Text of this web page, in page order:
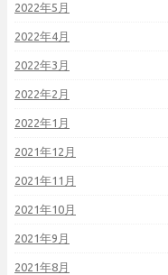
2022年5月
2022年4月
2022年3月
2022年2月
2022年1月
2021年12月
2021年11月
2021年10月
2021年9月
2021年8月